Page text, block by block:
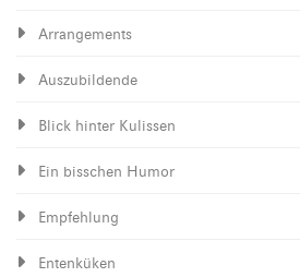
Arrangements
Auszubildende
Blick hinter Kulissen
Ein bisschen Humor
Empfehlung
Entenküken